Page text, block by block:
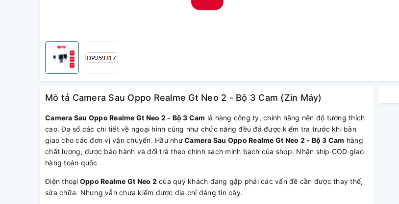
Mô tả Camera Sau Oppo Realme Gt Neo 2 - Bộ 3 Cam (Zin Máy)
Camera Sau Oppo Realme Gt Neo 2 - Bộ 3 Cam là hàng công ty, chính hãng nên độ tương thích
cao. Đa số các chi tiết về ngoại hình cũng như chức năng đều đã được kiểm tra trước khi bàn
giao cho các đơn vị vận chuyển. Hầu nhưCamera Sau Oppo Realme Gt Neo 2 - Bộ 3 Cam hàng
chất lượng, được bảo hành và đổi trả theo chính sách minh bạch của shop. Nhận ship COD giao
hàng toàn quốc
Điện thoại Oppo Realme Gt Neo 2 của quý khách đang gặp phải các vấn đề cần được thay thế,
sửa chữa. Nhưng vẫn chưa kiếm được địa chỉ đáng tin cậy.